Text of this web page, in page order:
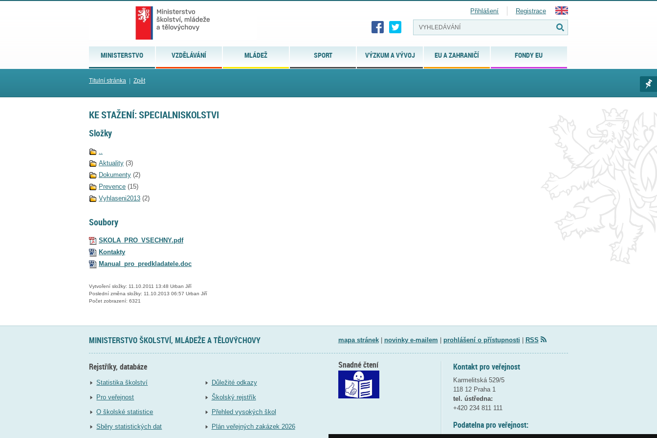
MINISTERSTVO VZDĚLÁVÁNÍ MLÁDEŽ SPORT VÝZKUM A VÝVOJ EU A ZAHRANIČÍ FONDY EU
Přihlášení Registrace
Titulní stránka Zpět
KE STAŽENÍ: SPECIALNISKOLSTVI
Složky
..
Aktuality (3)
Dokumenty (2)
Prevence (15)
Vyhlaseni2013 (2)
Soubory
SKOLA_PRO_VSECHNY.pdf
Kontakty
Manual_pro_predkladatele.doc
Vytvoření složky: 11.10.2011 13:48 Urban Jiří
Poslední změna složky: 11.10.2013 06:57 Urban Jiří
Počet zobrazení: 6321
MINISTERSTVO ŠKOLSTVÍ, MLÁDEŽE A TĚLOVÝCHOVY mapa stránek| novinky e-mailem prohlášení o přístupnosti RSS
Rejstříky, databáze
Statistika školství
Pro veřejnost
O školské statistice
Sběry statistických dat
Důležité odkazy
Školský rejstřík
Přehled vysokých škol
Plán veřejných zakázek 2026
Kontakt pro veřejnost
Karmelitská 529/5
118 12 Praha 1
tel. ústředna:
+420 234 811 111
Podatelna pro veřejnost:
Snadné čtení